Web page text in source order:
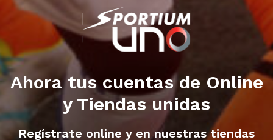
Ahora tus cuentas de Online
y Tiendas unidas
Regístrate online y en nuestras tiendas